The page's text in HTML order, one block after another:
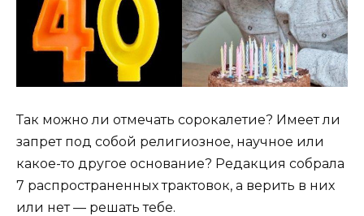
Так можно ли отмечать сорокалетие? Имеет ли
запрет под собой религиозное, научное или
какое-то другое основание? Редакция собрала
7 распространенных трактовок, а верить в них
или нет — решать тебе.